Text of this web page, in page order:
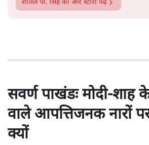
शीतल पी. सिंहकी और स्टोरी पढ़ें
सवर्ण पाखंडः मोदी-शाह
वाले आपत्तिजनक नारों
क्यों